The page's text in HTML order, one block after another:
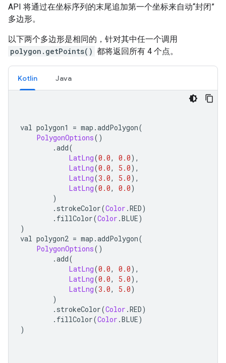
API 将通过在坐标序列的末尾追加第一个坐标来自动“封闭”
多边形。
以下两个多边形是相同的，针对其中任一个调用
polygon.getPoints() 都将返回所有 4 个点。
Kotlin Java
val polygon1 = map .addPolygon(
PolygonOptions()
.add(
LatLng(0.0, 0.0),
LatLng(0.0, 5.0),
LatLng(3.0, 5.0),
LatLng(0.0, 0.0)
)
. strokeColor(Color .RED)
. fillColor(Color .BLUE)
)
val polygon2 = map .addPolygon(
PolygonOptions()
.add(
LatLng(0.0, 0.0),
LatLng(0.0, 5.0),
LatLng(3.0, 5.0)
)
. strokeColor(Color .RED)
. fillColor(Color .BLUE)
)